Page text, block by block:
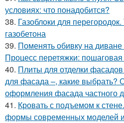
условиях: что понадобится?
38. Газоблоки для
газобетона
39. Поменять обивку на диване
Процесс перетяжки: пошаговая
40. Плиты для отделки
для фасада –, какие выбрать?
оформления фасада частного
41. Кровать с подъемом к
формы современных моделей